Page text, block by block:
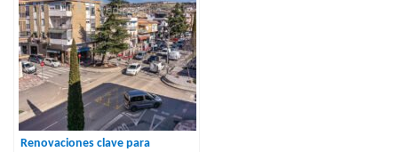
Renovaciones clave para